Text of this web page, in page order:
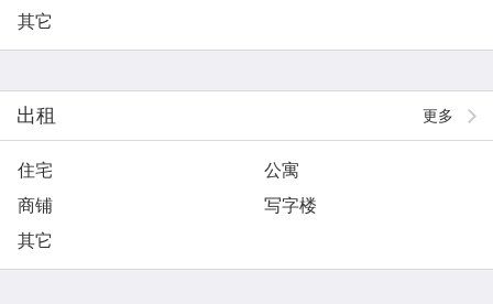
其它
更多
出租
住宅
公寓
商铺
写字楼
其它